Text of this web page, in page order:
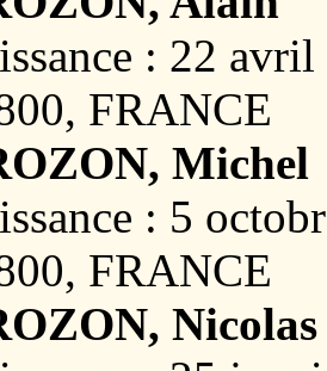
: 22
FRANCE
Michel
: 5
FRANCE
Nicolas